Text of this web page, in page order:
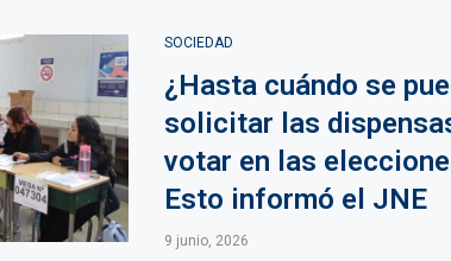
SOCIEDAD
¿Hasta cuándo se
solicitar las
votar en las
Esto informó el JNE
9 junio, 2026